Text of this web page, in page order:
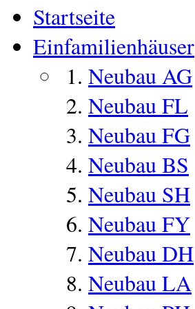
Startseite
Einfamilienhäuser
Neubau AG
Neubau FL
Neubau FG
Neubau BS
Neubau SH
Neubau FY
Neubau DH
Neubau LA